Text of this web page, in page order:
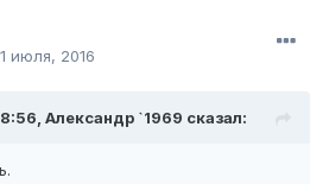
июля, 2016
Александр `1969 сказал: